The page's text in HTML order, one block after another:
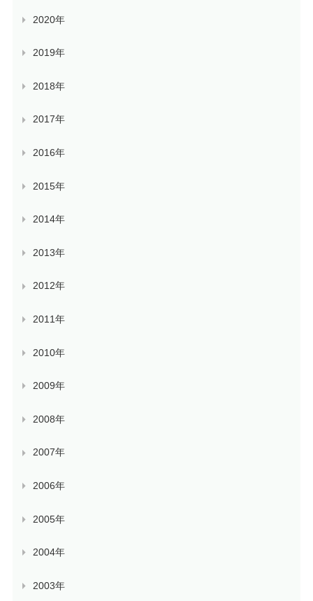
2020年
2019年
2018年
2017年
2016年
2015年
2014年
2013年
2012年
2011年
2010年
2009年
2008年
2007年
2006年
2005年
2004年
2003年